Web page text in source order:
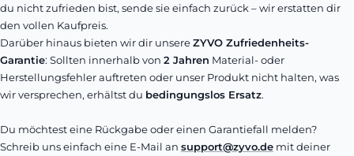
du nicht zufrieden bist, sende sie einfach zurück – wir erstatten dir
den vollen Kaufpreis.
Darüber hinaus bieten wir dir unsereZYVO Zufriedenheits-
Garantie: Sollten innerhalb von 2 Jahren Material- oder
Herstellungsfehler auftreten oder unser Produkt nicht halten, was
wir versprechen, erhältst du bedingungslos Ersatz.
Du möchtest eine Rückgabe oder einen Garantiefall melden?
Schreib uns einfach eine E-Mail an support@zyvo.de mit deiner